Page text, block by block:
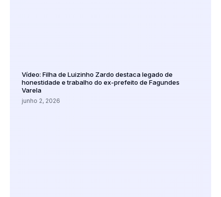
Vídeo: Filha de Luizinho Zardo destaca legado de
honestidade e trabalho do ex-prefeito de Fagundes
Varela
junho 2, 2026